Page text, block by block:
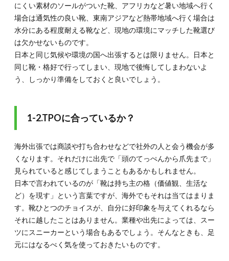
にオス
スメの
シュー
ズ10
選
2.1.
2-1.ビ
ジネス
ューズ
ーティ
ーなど
のフォ
シーン
で活躍
するシ
2.3.
2-3.ブ
レジャ
にくい素材のソールがついた靴、アフリカなど暑い地域へ行く
場合は通気性の良い靴、東南アジアなど熱帯地域へ行く場合は
水分にある程度耐える靴など、現地の環境にマッチした靴選び
は欠かせないものです。
日本と同じ気候や環境の国へ出張するとは限りません。日本と
同じ靴・格好で行ってしまい、現地で後悔してしまわないよ
う、しっかり準備をしておくと良いでしょう。
1-2.TPOに合っているか？
海外出張では商談や打ち合わせなどで社外の人と会う機会が多
くなります。それだけに出先で「頭のてっぺんから爪先まで」
見られていると感じてしまうこともあるかもしれません。
日本で言われているのが「靴は持ち主の格（価値観、生活な
ど）を現す」という言葉ですが、海外でもそれは当てはまりま
す。靴ひとつのチョイスが、自分に好印象を与えてくれるなら
それに越したことはありません。業種や出先によっては、スー
ツにスニーカーという場合もあるでしょう。そんなときも、足
元にはなるべく気を使っておきたいものです。